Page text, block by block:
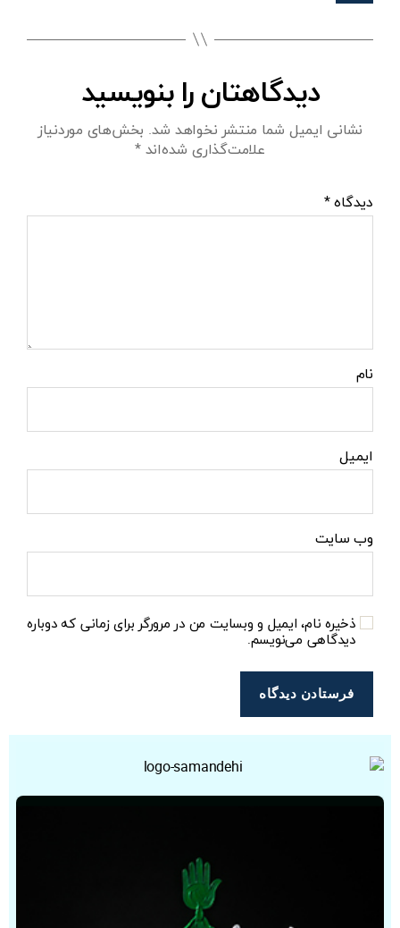
دیدگاهتان را بنویسید
نشانی ایمیل شما منتشر نخواهد شد. بخش‌های موردنیاز
علامت‌گذاری شده‌اند*
دیدگاه*
نام
ایمیل
وب‌ سایت
ذخیره نام، ایمیل و وبسایت من در مرورگر برای زمانی که دوباره
دیدگاهی می‌نویسم.